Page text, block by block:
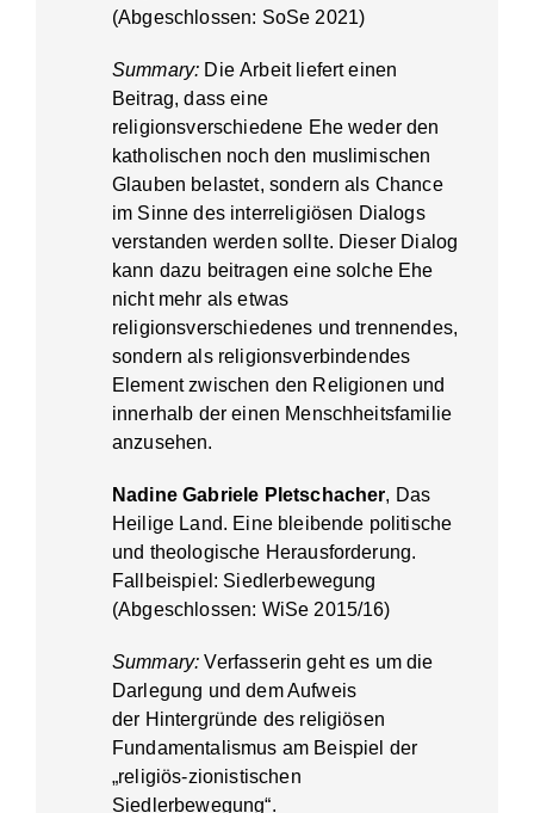
(Abgeschlossen: SoSe 2021)
Summary: Die Arbeit liefert einen
Beitrag, dass eine
religionsverschiedene Ehe weder den
katholischen noch den muslimischen
Glauben belastet, sondern als Chance
im Sinne des interreligiösen Dialogs
verstanden werden sollte. Dieser Dialog
kann dazu beitragen eine solche Ehe
nicht mehr als etwas
religionsverschiedenes und trennendes,
sondern als religionsverbindendes
Element zwischen den Religionen und
innerhalb der einen Menschheitsfamilie
anzusehen.
Nadine Gabriele Pletschacher, Das
Heilige Land. Eine bleibende politische
und theologische Herausforderung.
Fallbeispiel: Siedlerbewegung
(Abgeschlossen: WiSe 2015/16)
Summary:Verfasserin geht es um die
Darlegung und dem Aufweis
der Hintergründe des religiösen
Fundamentalismus am Beispiel der
„religiös-zionistischen
Siedlerbewegung“.